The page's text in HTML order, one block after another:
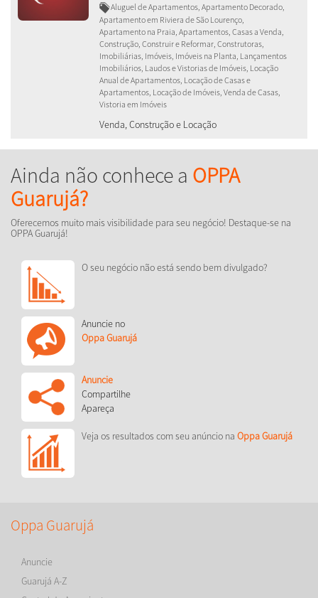
Aluguel de Apartamentos, Apartamento Decorado,
Apartamento em Riviera de São Lourenço,
Apartamento na Praia, Apartamentos, Casas a Venda,
Construção, Construir e Reformar, Construtoras,
Imobiliárias, Imóveis, Imóveis na Planta, Lançamentos
Imobiliários, Laudos e Vistorias de Imóveis, Locação
Anual de Apartamentos, Locação de Casas e
Apartamentos, Locação de Imóveis, Venda de Casas,
Vistoria em Imóveis
Venda, Construção e Locação
Ainda não conhece a OPPA
Guarujá?
Oferecemos muito mais visibilidade para seu negócio! Destaque-se na
OPPA Guarujá!
O seu negócio não está sendo bem divulgado?
Anuncie no
Oppa Guarujá
Anuncie
Compartilhe
Apareça
Veja os resultados com seu anúncio na Oppa Guarujá
Oppa Guarujá
Anuncie
Guarujá A-Z